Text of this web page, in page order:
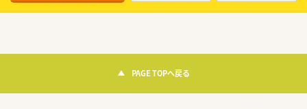
PAGE TOPへ戻る